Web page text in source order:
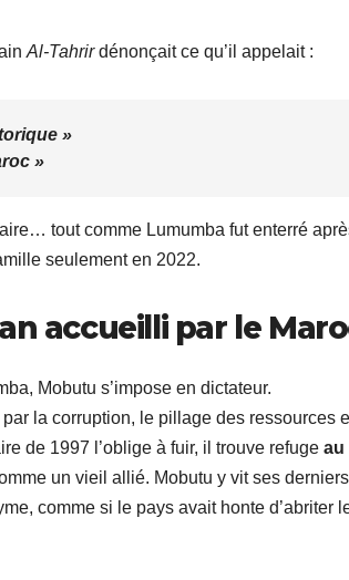
Al-Tahrirdénonçait ce qu’il appelait :
»
»
tout comme Lumumba fut enterré
seulement en 2022.
accueilli par le
Mobutu s’impose en dictateur.
la corruption, le pillage des ressources
de 1997 l’oblige à fuir, il trouve refuge au
un vieil allié. Mobutu y vit ses
comme si le pays avait honte d’abriter